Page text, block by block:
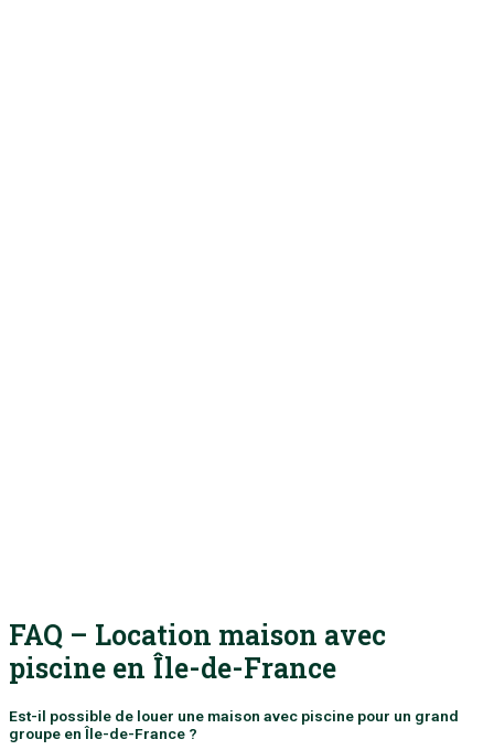
FAQ – Location maison avec
piscine en Île-de-France
Est-il possible de louer une maison avec piscine pour un grand
groupe en Île-de-France ?